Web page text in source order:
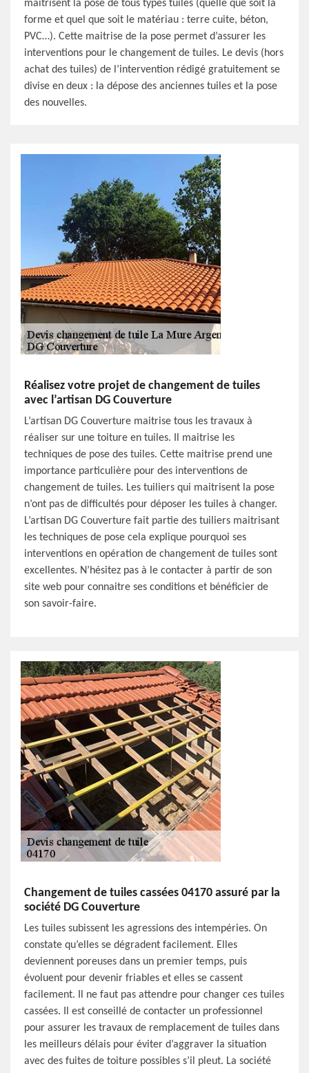
maitrisent la pose de tous types tuiles (quelle que soit la
forme et quel que soit le matériau : terre cuite, béton,
PVC…). Cette maitrise de la pose permet d’assurer les
interventions pour le changement de tuiles. Le devis (hors
achat des tuiles) de l’intervention rédigé gratuitement se
divise en deux : la dépose des anciennes tuiles et la pose
des nouvelles.
Réalisez votre projet de changement de tuiles
avec l’artisan DG Couverture
L’artisan DG Couverture maitrise tous les travaux à
réaliser sur une toiture en tuiles. Il maitrise les
techniques de pose des tuiles. Cette maitrise prend une
importance particulière pour des interventions de
changement de tuiles. Les tuiliers qui maitrisent la pose
n’ont pas de difficultés pour déposer les tuiles à changer.
L’artisan DG Couverture fait partie des tuiliers maitrisant
les techniques de pose cela explique pourquoi ses
interventions en opération de changement de tuiles sont
excellentes. N’hésitez pas à le contacter à partir de son
site web pour connaitre ses conditions et bénéficier de
son savoir-faire.
Changement de tuiles cassées 04170 assuré par la
société DG Couverture
Les tuiles subissent les agressions des intempéries. On
constate qu’elles se dégradent facilement. Elles
deviennent poreuses dans un premier temps, puis
évoluent pour devenir friables et elles se cassent
facilement. Il ne faut pas attendre pour changer ces tuiles
cassées. Il est conseillé de contacter un professionnel
pour assurer les travaux de remplacement de tuiles dans
les meilleurs délais pour éviter d’aggraver la situation
avec des fuites de toiture possibles s’il pleut. La société